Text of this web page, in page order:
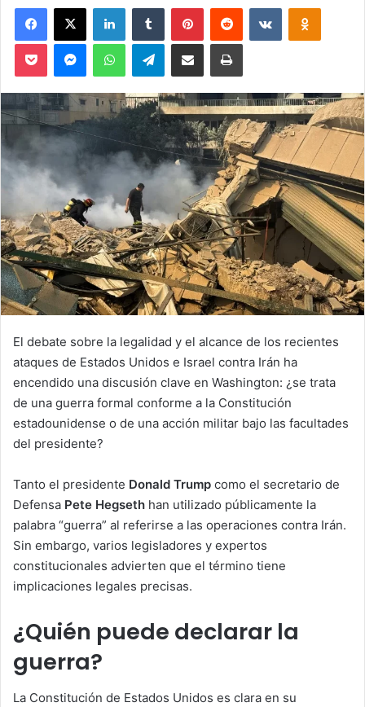
l
o
n
X
d
m
a
l
Telegram
El debate sobre la legalidad y el alcance de los recientes
ataques de Estados Unidos e Israel contra Irán ha
encendido una discusión clave en Washington: ¿se trata
de una guerra formal conforme a la Constitución
estadounidense o de una acción militar bajo las facultades
del presidente?
Tanto el presidente Donald Trump como el secretario de
Defensa Pete Hegseth han utilizado públicamente la
palabra “guerra” al referirse a las operaciones contra Irán.
Sin embargo, varios legisladores y expertos
constitucionales advierten que el término tiene
implicaciones legales precisas.
¿Quién puede declarar la
guerra?
La Constitución de Estados Unidos es clara en su